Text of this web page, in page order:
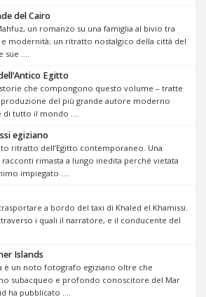
del Cairo
un romanzo su una famiglia al bivio tra
modernità; un ritratto nostalgico della città del
sue ....
Egitto
che compongono questo volume – tratte
produzione del più grande autore moderno
di tutto il mondo ....
egiziano
ritratto dell’Egitto contemporaneo. Una
rimasta a lungo inedita perché vietata
impiegato ....
a bordo del taxi di Khaled el Khamissi.
i quali il narratore, e il conducente del
Islands
è un noto fotografo egiziano oltre che
subacqueo e profondo conoscitore del Mar
ha pubblicato ....